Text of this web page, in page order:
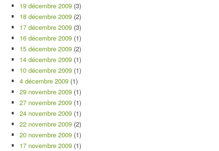
19 décembre 2009 (3)
18 décembre 2009 (2)
17 décembre 2009 (3)
16 décembre 2009 (1)
15 décembre 2009 (2)
14 décembre 2009 (1)
10 décembre 2009 (1)
4 décembre 2009 (1)
29 novembre 2009 (1)
27 novembre 2009 (1)
24 novembre 2009 (1)
22 novembre 2009 (2)
20 novembre 2009 (1)
17 novembre 2009 (1)